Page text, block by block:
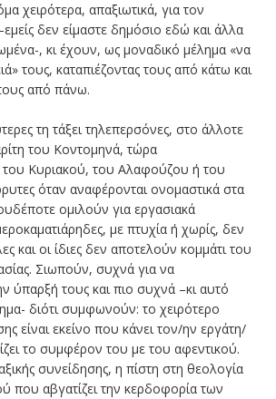
χειρότερα, απαξιωτικά, για τον
δεν είμαστε δημόσιο εδώ και άλλα
, κι έχουν, ως μοναδικό μέλημα «να
τους, καταπιέζοντας τους από κάτω και
από πάνω.
τη τάξει τηλεπερσόνες, στο άλλοτε
του Κοντομηνά, τώρα
του Κυριακού, του Αλαφούζου ή του
όταν αναφέρονται ονομαστικά στα
ομιλούν για εργασιακά
με πτυχία ή χωρίς, δεν
και οι ίδιες δεν αποτελούν κομμάτι του
Σιωπούν, συχνά για να
ύπαρξή τους και πιο συχνά –κι αυτό
διότι συμφωνούν: το χειρότερο
είναι εκείνο που κάνει τον/ην εργάτη/
το συμφέρον του με του αφεντικού.
συνείδησης, η πίστη στη θεολογία
που αβγατίζει την κερδοφορία των